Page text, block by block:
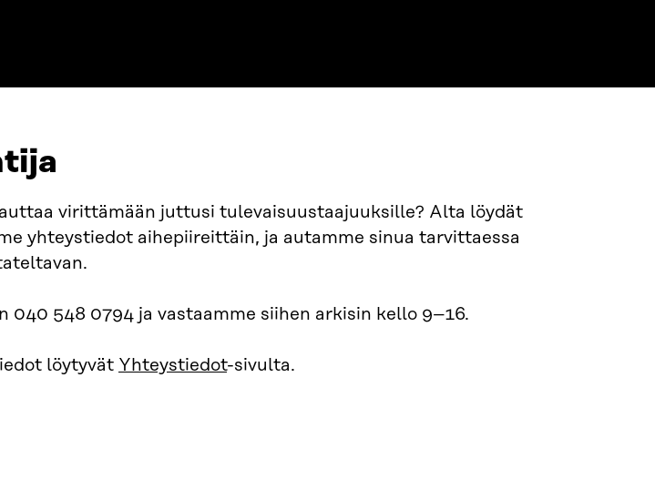
virittämään juttusi tulevaisuustaajuuksille? Alta löydät
yhteystiedot aihepiireittäin, ja autamme sinua tarvittaessa
040 548 0794 ja vastaamme siihen arkisin kello 9–16.
löytyvät Yhteystiedot-sivulta.